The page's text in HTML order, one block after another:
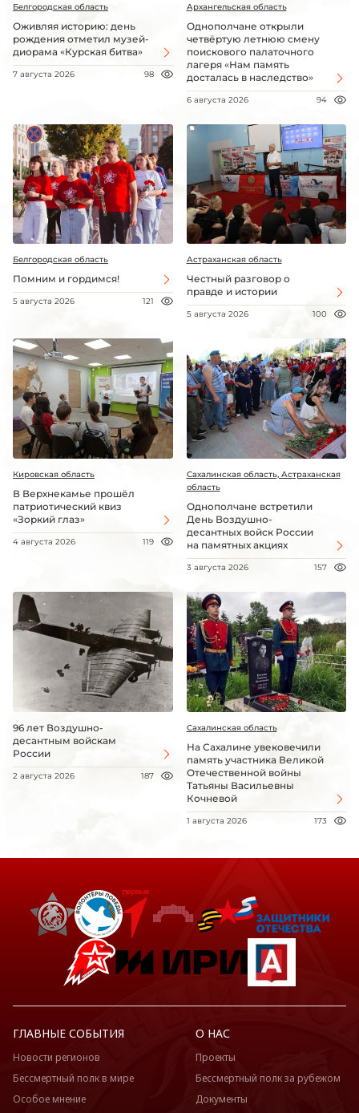
Белгородская область
Оживляя историю: день
рождения отметил музей-
диорама «Курская битва»
7 августа 2026 98
Архангельская область
Однополчане открыли
четвёртую летнюю смену
поискового палаточного
лагеря «Нам память
досталась в наследство»
6 августа 2026 94
Белгородская область
Помним и гордимся!
5 августа 2026 121
Астраханская область
Честный разговор о
правде и истории
5 августа 2026 100
Кировская область
В Верхнекамье прошёл
патриотический квиз
«Зоркий глаз»
4 августа 2026 119
Сахалинская область, Астраханская
область
Однополчане встретили
День Воздушно-
десантных войск России
на памятных акциях
3 августа 2026 157
96 лет Воздушно-
десантным войскам
России
2 августа 2026 187
Сахалинская область
На Сахалине увековечили
память участника Великой
Отечественной войны
Татьяны Васильевны
Кочневой
1 августа 2026 173
ГЛАВНЫЕ СОБЫТИЯ
Новости регионов
Бессмертный полк в мире
Особое мнение
О НАС
Проекты
Бессмертный полк за рубежом
Документы